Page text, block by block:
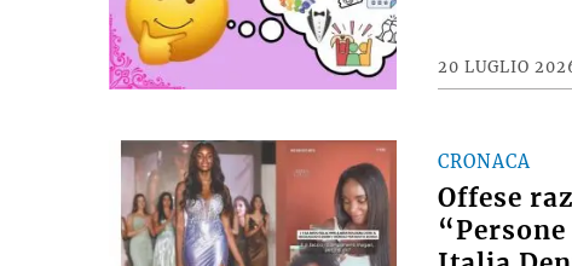
musica
20 LUGLIO 2026
CRONACA